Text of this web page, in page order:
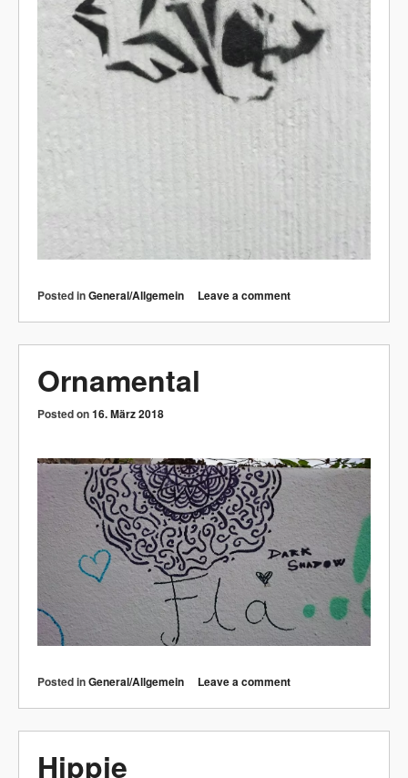
Posted inGeneral/Allgemein Leave a comment
Ornamental
Posted on16. März 2018
Posted inGeneral/Allgemein Leave a comment
Hippie